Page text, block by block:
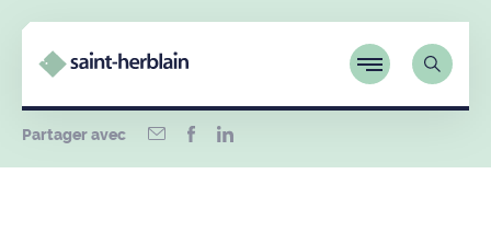
Partager avec